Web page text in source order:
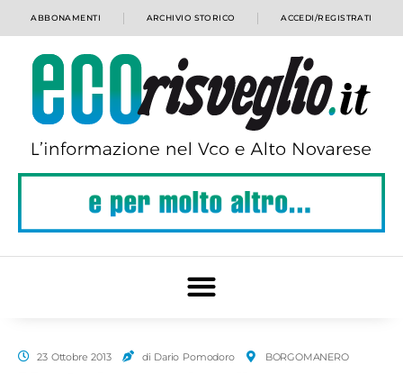
ABBONAMENTI ARCHIVIO STORICO ACCEDI/REGISTRATI
23 Ottobre 2013 di Dario Pomodoro BORGOMANERO